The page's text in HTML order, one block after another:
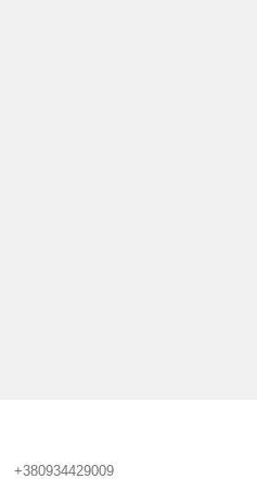
+380934429009